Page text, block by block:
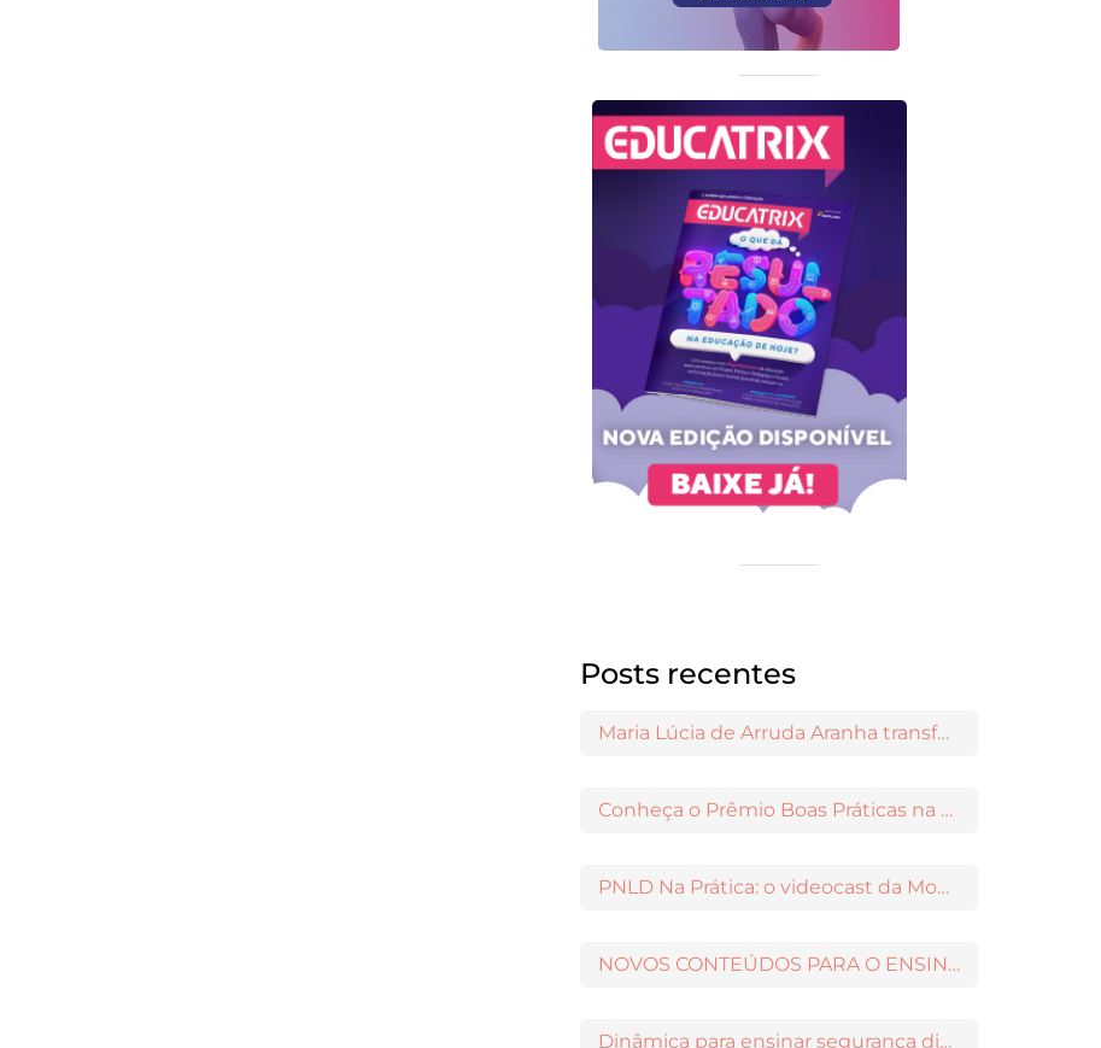
Posts recentes
Maria Lúcia de Arruda Aranha transformou o ensino de Filosofia no Brasil
Conheça o Prêmio Boas Práticas na Escola
PNLD Na Prática: o videocast da Moderna para apoiar a escolha das obras aprovadas
NOVOS CONTEÚDOS PARA O ENSINO MÉDIO DISPONÍVEIS NO MODERNAMIGOS
Dinâmica para ensinar segurança digital nos Anos Iniciais